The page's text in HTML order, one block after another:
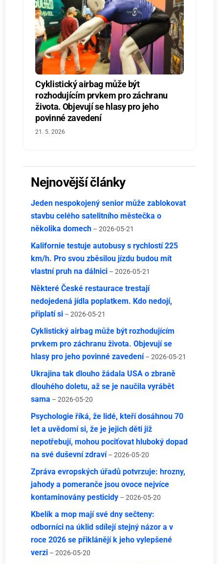
Cyklistický airbag může být
rozhodujícím prvkem pro záchranu
života. Objevují se hlasy pro jeho
povinné zavedení
21. 5. 2026
Nejnovější články
Jeden nespokojený senior může zablokovat
stavbu celého satelitního městečka o
několika domech – 2026-05-21
Kalifornie testuje autobusy s rychlostí 225
km/h. Pro svou zběsilou jízdu budou mít
vlastní pruh na dálnici – 2026-05-21
Některé České restaurace trestají
nedojedená jídla poplatkem. Kdo nedojí,
připlatí si – 2026-05-21
Cyklistický airbag může být rozhodujícím
prvkem pro záchranu života. Objevují se
hlasy pro jeho povinné zavedení – 2026-05-21
Ukrajina tak dlouho žádala USA o zbraně
dlouhého doletu, až se je naučila vyrábět
sama – 2026-05-20
Psychologie říká, že lidé, kteří dosáhnou 70
let a uvědomí si, že je jejich děti již
nepotřebují, mohou pociťovat hluboký dopad
na své duševní zdraví – 2026-05-20
Zpráva evropských úřadů potvrzuje: hrozny,
jahody a pomeranče jsou ovoce nejvíce
kontaminovány pesticidy – 2026-05-20
Kbelík a mop mají své dny sečteny:
odborníci na úklid sdílejí stejný názor a v
roce 2026 se přiklánějí k jeho vylepšené
verzi – 2026-05-20